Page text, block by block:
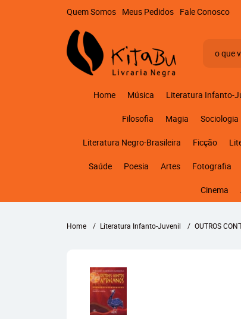
Quem Somos Meus Pedidos Fale Conosco
Home Música Literatura Infanto-
Filosofia Magia Sociologia
Literatura Negro-Brasileira Ficção
Saúde Poesia Artes Fotografia
Cinema
Home Literatura Infanto-Juvenil OUTROS